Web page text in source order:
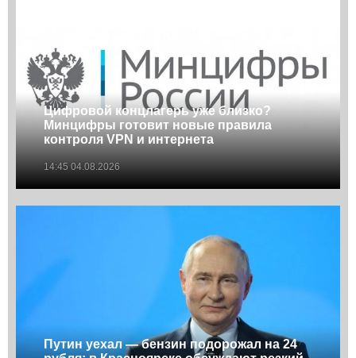
Цифровой концлагерь уже близко?
Минцифры готовит новые правила
контроля VPN и интернета
14:45 04.08.2026
Путин уехал — бензин подорожал на 24